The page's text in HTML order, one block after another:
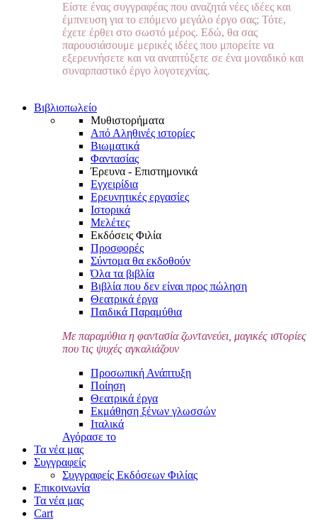
Είστε ένας συγγραφέας που αναζητά νέες ιδέες και
έμπνευση για το επόμενο μεγάλο έργο σας; Τότε,
έχετε έρθει στο σωστό μέρος. Εδώ, θα σας
παρουσιάσουμε μερικές ιδέες που μπορείτε να
εξερευνήσετε και να αναπτύξετε σε ένα μοναδικό και
συναρπαστικό έργο λογοτεχνίας.
Βιβλιοπωλείο
Μυθιστορήματα
Από Αληθινές ιστορίες
Βιωματικά
Φαντασίας
Έρευνα - Επιστημονικά
Εγχειρίδια
Ερευνητικές εργασίες
Ιστορικά
Μελέτες
Εκδόσεις Φιλία
Προσφορές
Σύντομα θα εκδοθούν
Όλα τα βιβλία
Βιβλία που δεν είναι προς πώληση
Θεατρικά έργα
Παιδικά Παραμύθια
Με παραμύθια η φαντασία ζωντανεύει, μαγικές ιστορίες
που τις ψυχές αγκαλιάζουν
Προσωπική Ανάπτυξη
Ποίηση
Θεατρικά έργα
Εκμάθηση ξένων γλωσσών
Ιταλικά
Αγόρασε το
Τα νέα μας
Συγγραφείς
Συγγραφείς Εκδόσεων Φιλίας
Επικοινωνία
Τα νέα μας
Cart